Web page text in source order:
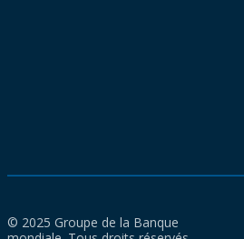
© 2025 Groupe de la Banque